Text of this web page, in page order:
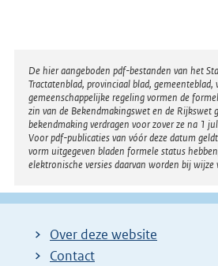
Disclaimer
De hier aangeboden pdf-bestanden van het
Tractatenblad, provinciaal blad, gemeenteblad,
gemeenschappelijke regeling vormen de
zin van de Bekendmakingswet en de Rijkswet
bekendmaking verdragen voor zover ze na 1
Voor pdf-publicaties van vóór deze datum
vorm uitgegeven bladen formele status
elektronische versies daarvan worden bij wijze
Over deze website
Contact